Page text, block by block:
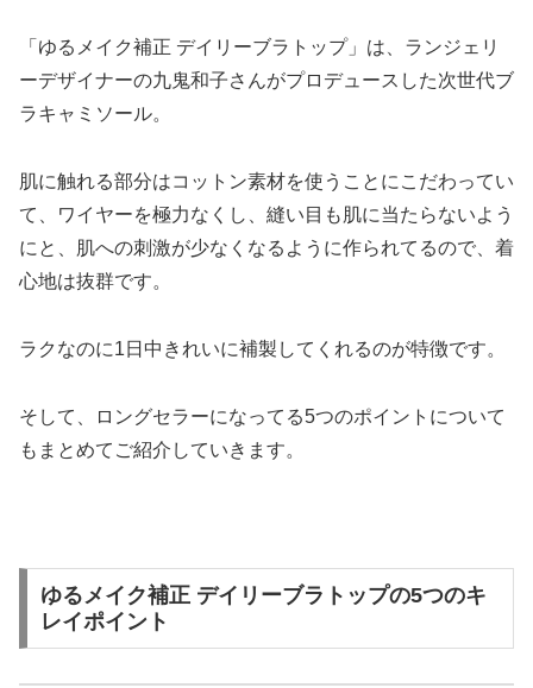
「ゆるメイク補正 デイリーブラトップ」は、ランジェリ
ーデザイナーの九鬼和子さんがプロデュースした次世代ブ
ラキャミソール。
肌に触れる部分はコットン素材を使うことにこだわってい
て、ワイヤーを極力なくし、縫い目も肌に当たらないよう
にと、肌への刺激が少なくなるように作られてるので、着
心地は抜群です。
ラクなのに1日中きれいに補製してくれるのが特徴です。
そして、ロングセラーになってる5つのポイントについて
もまとめてご紹介していきます。
ゆるメイク補正 デイリーブラトップの5つのキ
レイポイント